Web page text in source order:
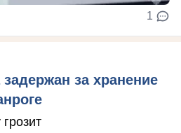
1
за хранение